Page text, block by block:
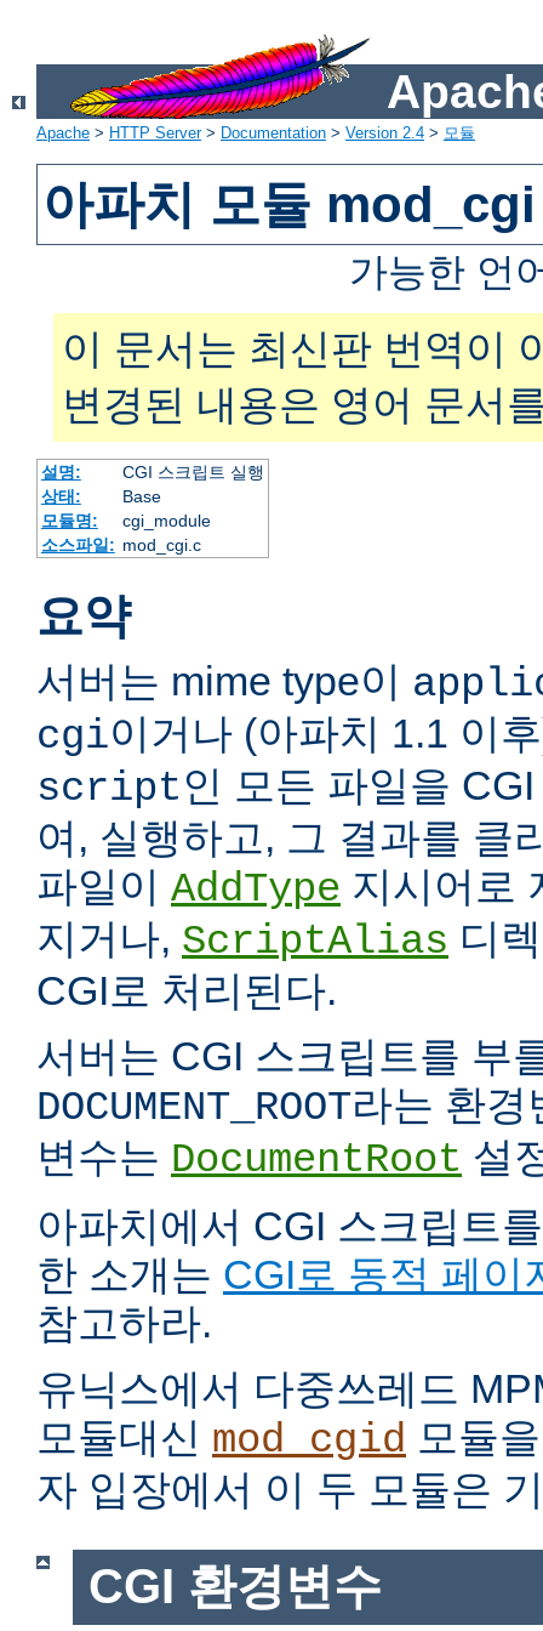
Apache > HTTP Server> Documentation > Version 2.4 > 모듈
아파치 모듈 mod_cgi
가능한 언
이 문서는 최신판 번역이
변경된 내용은 영어 문서
설명:
CGI 스크립트 실행
상태:
Base
모듈명:
cgi_module
소스파일: mod_cgi.c
요약
서버는 mime type이
cgi이거나 (아파치 1.1 이
script인 모든 파일을
여, 실행하고, 그 결과를 클
파일이 AddType 지시어로
지거나, ScriptAlias 디
CGI로 처리된다.
서버는 CGI 스크립트를 부
DOCUMENT_ROOT라는 환경
변수는 DocumentRoot 설
아파치에서 CGI 스크립트
한 소개는 CGI로 동적 페이
참고하라.
유닉스에서 다중쓰레드
모듈대신 mod_cgid 모듈
자 입장에서 이 두 모듈은
CGI 환경변수